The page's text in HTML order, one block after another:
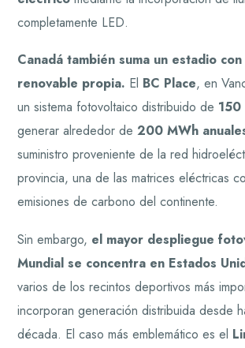
completamente LED.
Canadá también suma un estadio
renovable propia. El BC Place, en
un sistema fotovoltaico distribuido de
generar alrededor de200 MWh
suministro proveniente de la red
provincia, una de las matrices eléctricas
emisiones de carbono del continente.
Sin embargo, el mayor despliegue
Mundial se concentra en Estados
varios de los recintos deportivos más
incorporan generación distribuida desde
década. El caso más emblemático es el